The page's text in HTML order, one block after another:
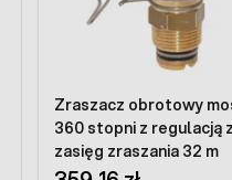
Zraszacz obrotowy
360 stopni z regulacją
zasięg zraszania 32 m